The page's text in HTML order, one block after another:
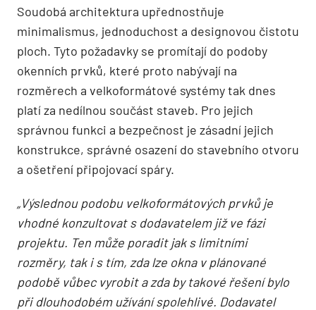
Soudobá architektura upřednostňuje
minimalismus, jednoduchost a designovou čistotu
ploch. Tyto požadavky se promítají do podoby
okenních prvků, které proto nabývají na
rozměrech a velkoformátové systémy tak dnes
platí za nedílnou součást staveb. Pro jejich
správnou funkci a bezpečnost je zásadní jejich
konstrukce, správné osazení do stavebního otvoru
a ošetření připojovací spáry.
„Výslednou podobu velkoformátových prvků je
vhodné konzultovat s dodavatelem již ve fázi
projektu. Ten může poradit jak s limitními
rozměry, tak i s tím, zda lze okna v plánované
podobě vůbec vyrobit a zda by takové řešení bylo
při dlouhodobém užívání spolehlivé. Dodavatel